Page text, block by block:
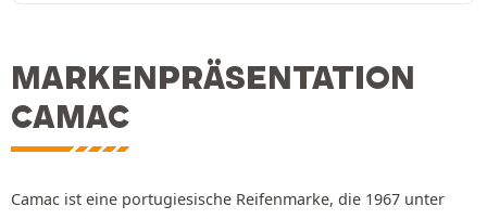
MARKENPRÄSENTATION
CAMAC
Camac ist eine portugiesische Reifenmarke, die 1967 unter